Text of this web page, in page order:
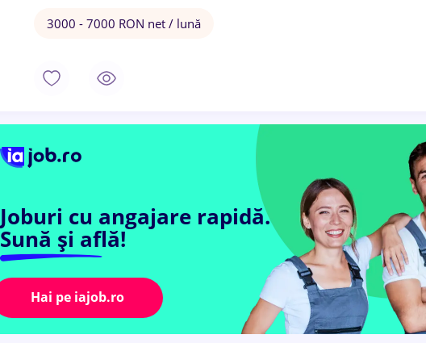
3000 - 7000 RON net / lună
Joburi cu angajare rapidă.
Sună și află!
Hai pe iajob.ro